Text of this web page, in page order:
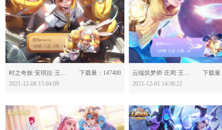
分享：
时之奇旅·安琪拉·王者荣耀-623277
下载量：147400
2021-12-08 15:04:09
分享：
云端筑梦师·庄周·王者荣耀-623129
下载量
2021-12-01 14:38:22